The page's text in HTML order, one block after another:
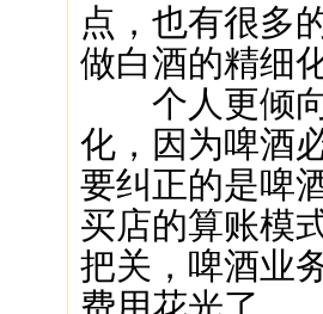
点，也有很多
做白酒的精细
个人更倾向
化，因为啤酒
要纠正的是啤
买店的算账模
把关，啤酒业